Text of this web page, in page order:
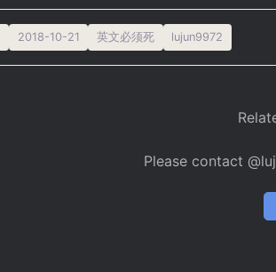
2018-10-21 英文必须死 lujun9972
Please contact